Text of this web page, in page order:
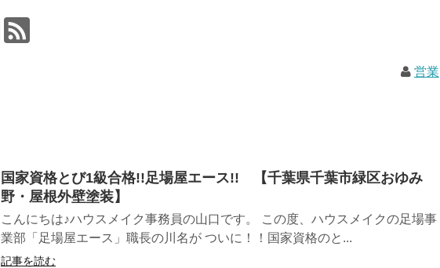
営業
国家資格とび1級合格!!足場屋エース!! 【千葉県千葉市緑区おゆみ
野・屋根外壁塗装】
こんにちは♪ハウスメイク事務員の山口です。 この度、ハウスメイクの足場事
業部「足場屋エース」職長の川名が ついに！！国家資格のと...
記事を読む